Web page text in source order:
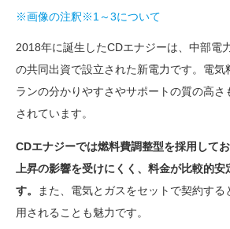
※画像の注釈※1～3について
2018年に誕生したCDエナジーは、中部電
の共同出資で設立された新電力です。電気
ランの分かりやすさやサポートの質の高さ
されています。
CDエナジーでは燃料費調整型を採用して
上昇の影響を受けにくく、料金が比較的
す。
また、電気とガスをセットで契約す
用されることも魅力です。